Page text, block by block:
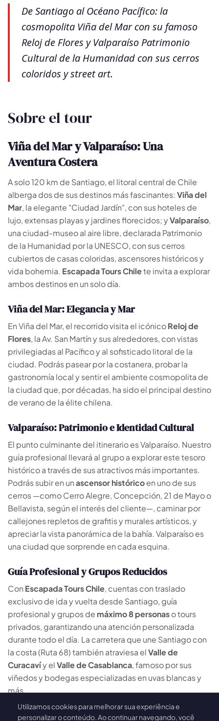
De Santiago al Océano Pacífico: la
cosmopolita Viña del Mar con su famoso
Reloj de Flores y Valparaíso Patrimonio
Cultural de la Humanidad con sus cerros
coloridos y street art.
Sobre el tour
Viña del Mar y Valparaíso: Una
Aventura Costera
A solo 120 km de Santiago, el litoral central de Chile
alberga dos de sus destinos más fascinantes: Viña del
Mar, la elegante "Ciudad Jardín", con sus hoteles de
lujo, extensas playas y jardines florecidos; yValparaíso,
una ciudad-museo al aire libre, declarada Patrimonio
de la Humanidad por la UNESCO, con sus cerros
cubiertos de casas coloridas, ascensores históricos y
vida bohemia. Escapada Tours Chilete invita a explorar
ambos destinos en un solo día.
Viña del Mar: Elegancia y Mar
En Viña del Mar, el recorrido visita el icónicoReloj de
Flores, la Av. San Martín y sus alrededores, con vistas
privilegiadas al Pacífico y al sofisticado litoral de la
ciudad. Podrás pasear por la costanera, probar la
gastronomía local y sentir el ambiente cosmopolita de
la ciudad que, por décadas, ha sido el principal destino
de verano de la élite chilena.
Valparaíso: Patrimonio e Identidad Cultural
El punto culminante del itinerario es Valparaíso. Nuestro
guía profesional llevará al grupo a explorar este tesoro
histórico a través de sus atractivos más importantes.
Podrás subir en unascensor históricoen uno de sus
cerros —como Cerro Alegre, Concepción, 21 de Mayo o
Bellavista, según el interés del cliente—, caminar por
callejones repletos de grafitis y murales artísticos, y
apreciar la vista panorámica de la bahía. Valparaíso es
una ciudad que sorprende en cada esquina.
Guía Profesional y Grupos Reducidos
Con Escapada Tours Chile, cuentas con traslado
exclusivo de ida y vuelta desde Santiago, guía
profesional y grupos de máximo 8 personaso tours
privados, garantizando una atención personalizada
durante todo el día. La carretera que une Santiago con
la costa (Ruta 68) también atraviesa elValle de
Curacavíy elValle de Casablanca, famoso por sus
viñedos y bodegas especializadas en uvas blancas y
más.
Con profesionales con más de 26 años de experiencia
Utilizamos cookies para melhorar sua experiência e
personalizar o conteúdo. Ao continuar navegando, você
🗺️
Tus experiencias aparecen aquí
Responde las preguntas de al lado para filtrar los
tours y paquetes.